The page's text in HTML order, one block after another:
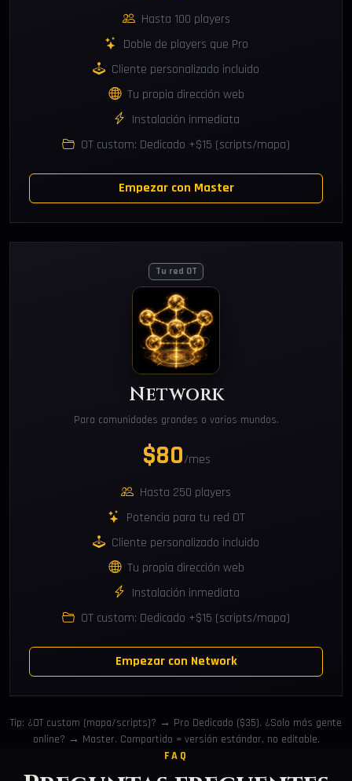
Hasta 100 players
Doble de players que Pro
Cliente personalizado incluido
Tu propia dirección web
Instalación inmediata
OT custom: Dedicado +$15 (scripts/mapa)
Empezar con Master
Tu red OT
Network
Para comunidades grandes o varios mundos.
$80/mes
Hasta 250 players
Potencia para tu red OT
Cliente personalizado incluido
Tu propia dirección web
Instalación inmediata
OT custom: Dedicado +$15 (scripts/mapa)
Empezar con Network
Tip: ¿OT custom (mapa/scripts)? → Pro Dedicado ($35). ¿Solo más gente
online? → Master. Compartido = versión estándar, no editable.
FAQ